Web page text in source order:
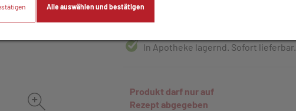
In Apotheke lagernd. Sofort lieferbar.
Produkt darf nur auf
Rezept abgegeben
Alle auswählen und bestätigen